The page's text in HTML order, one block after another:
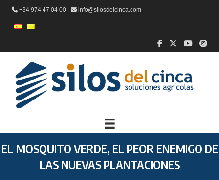
+34 974 47 04 00 - info@silosdelcinca.com
EL MOSQUITO VERDE, EL PEOR ENEMIGO DE
LAS NUEVAS PLANTACIONES